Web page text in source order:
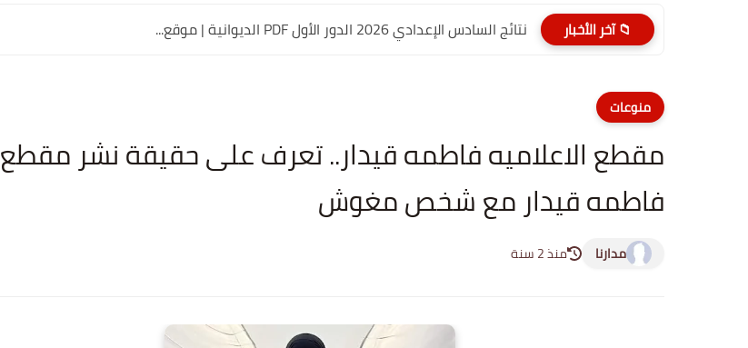
📁 آخر الأخبار نتائج السادس الإعدادي 2026 الدور الأول PDF الديوانية | موقع...
منوعات
مقطع الاعلاميه فاطمه قيدار.. تعرف على حقيقة نشر مقطع
فاطمه قيدار مع شخص مغوش
مدارنا منذ 2 سنة